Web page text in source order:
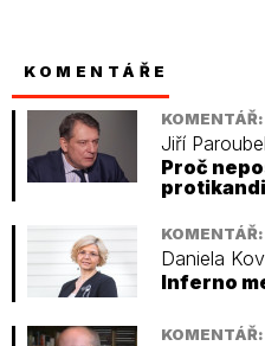
KOMENTÁŘE
KOMENTÁŘ:
Jiří
Proč
KOMENTÁŘ:
Daniela
Inferno
KOMENTÁŘ: